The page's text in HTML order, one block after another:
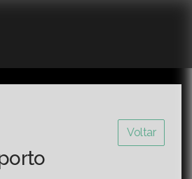
Voltar